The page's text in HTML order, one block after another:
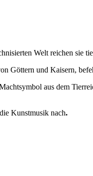
Welt reichen sie
Göttern und Kaisern,
aus dem
Kunstmusik nach.